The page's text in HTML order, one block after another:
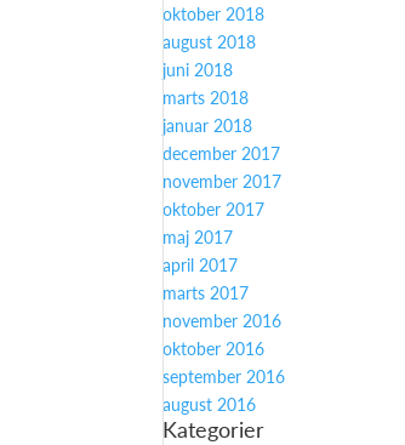
oktober 2018
august 2018
juni 2018
marts 2018
januar 2018
december 2017
november 2017
oktober 2017
maj 2017
april 2017
marts 2017
november 2016
oktober 2016
september 2016
august 2016
Kategorier